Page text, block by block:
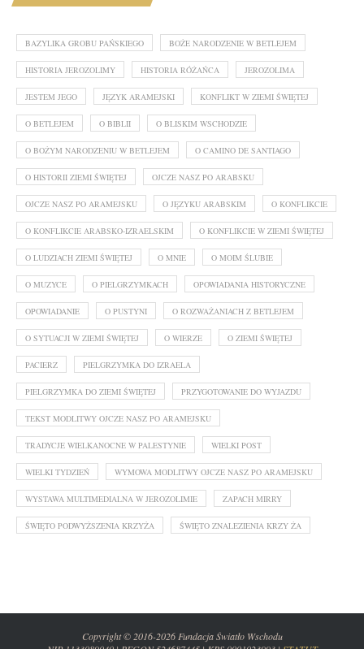
BAZYLIKA GROBU PAŃSKIEGO BOŻE NARODZENIE W BETLEJEM
HISTORIA JEROZOLIMY HISTORIA RÓŻAŃCA JEROZOLIMA
JESTEM JEGO JĘZYK ARAMEJSKI KONFLIKT W ZIEMI ŚWIĘTEJ
O BETLEJEM O BIBLII O BLISKIM WSCHODZIE
O BOŻYM NARODZENIU W BETLEJEM O CAMINO DE SANTIAGO
O HISTORII ZIEMI ŚWIĘTEJ OJCZE NASZ PO ARABSKU
OJCZE NASZ PO ARAMEJSKU O JĘZYKU ARABSKIM O KONFLIKCIE
O KONFLIKCIE ARABSKO-IZRAELSKIM O KONFLIKCIE W ZIEMI ŚWIĘTEJ
O LUDZIACH ZIEMI ŚWIĘTEJ O MNIE O MOIM ŚLUBIE
O MUZYCE O PIELGRZYMKACH OPOWIADANIA HISTORYCZNE
OPOWIADANIE O PUSTYNI O ROZWAŻANIACH Z BETLEJEM
O SYTUACJI W ZIEMI ŚWIĘTEJ O WIERZE O ZIEMI ŚWIĘTEJ
PACIERZ PIELGRZYMKA DO IZRAELA
PIELGRZYMKA DO ZIEMI ŚWIĘTEJ PRZYGOTOWANIE DO WYJAZDU
TEKST MODLITWY OJCZE NASZ PO ARAMEJSKU
TRADYCJE WIELKANOCNE W PALESTYNIE WIELKI POST
WIELKI TYDZIEŃ WYMOWA MODLITWY OJCZE NASZ PO ARAMEJSKU
WYSTAWA MULTIMEDIALNA W JEROZOLIMIE ZAPACH MIRRY
ŚWIĘTO PODWYŻSZENIA KRZYŻA ŚWIĘTO ZNALEZIENIA KRZY ŻA
Copyright © 2016-2026 Fundacja Światło Wschodu